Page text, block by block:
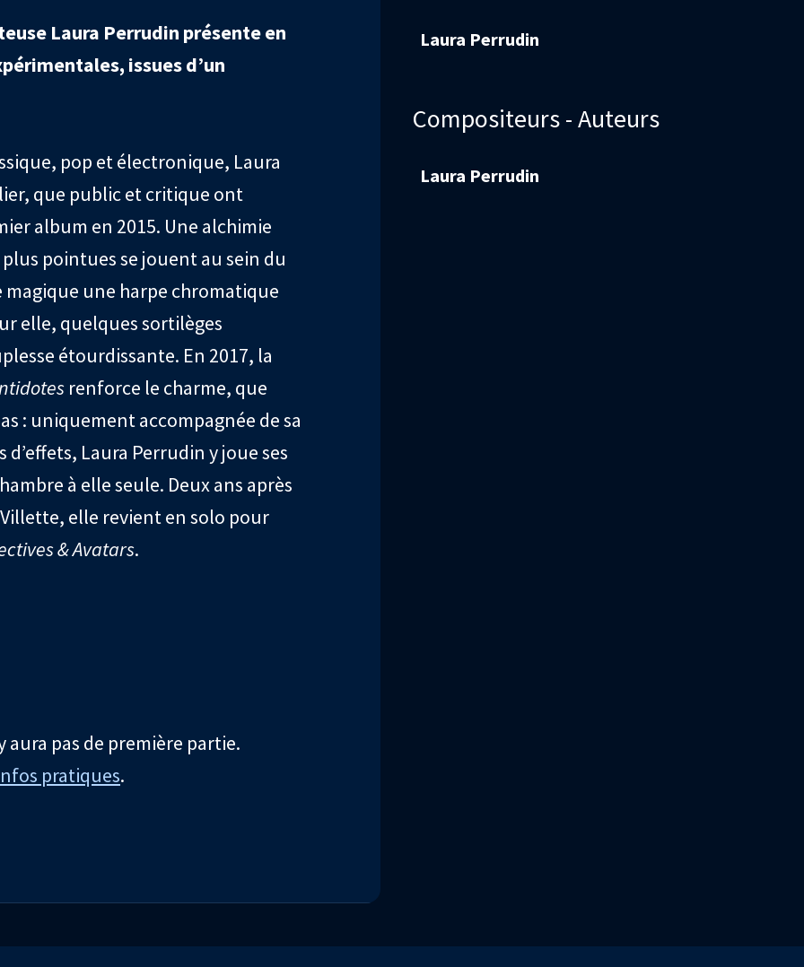
Laura Perrudin présente en
issues d’un
pop et électronique, Laura
que public et critique ont
album en 2015. Une alchimie
pointues se jouent au sein du
une harpe chromatique
elle, quelques sortilèges
étourdissante. En 2017, la
renforce le charme, que
: uniquement accompagnée de sa
Laura Perrudin y joue ses
à elle seule. Deux ans après
elle revient en solo pour
& Avatars.
pas de première partie.
pratiques.
Laura Perrudin
Compositeurs - Auteurs
Laura Perrudin